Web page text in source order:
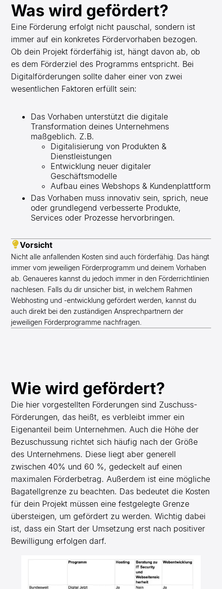
Was wird gefördert?
Eine Förderung erfolgt nicht pauschal, sondern ist
immer auf ein konkretes Fördervorhaben bezogen.
Ob dein Projekt förderfähig ist, hängt davon ab, ob
es dem Förderziel des Programms entspricht. Bei
Digitalförderungen sollte daher einer von zwei
wesentlichen Faktoren erfüllt sein:
Das Vorhaben unterstützt die digitale
Transformation deines Unternehmens
maßgeblich. Z.B.
Digitalisierung von Produkten &
Dienstleistungen
Entwicklung neuer digitaler
Geschäftsmodelle
Aufbau eines Webshops & Kundenplattform
Das Vorhaben muss innovativ sein, sprich, neue
oder grundlegend verbesserte Produkte,
Services oder Prozesse hervorbringen.
Vorsicht
Nicht alle anfallenden Kosten sind auch förderfähig. Das hängt
immer vom jeweiligen Förderprogramm und deinem Vorhaben
ab. Genaueres kannst du jedoch immer in den Förderrichtlinien
nachlesen. Falls du dir unsicher bist, in welchem Rahmen
Webhosting und -entwicklung gefördert werden, kannst du
auch direkt bei den zuständigen Ansprechpartnern der
jeweiligen Förderprogramme nachfragen.
Wie wird gefördert?
Die hier vorgestellten Förderungen sind Zuschuss-
Förderungen, das heißt, es verbleibt immer ein
Eigenanteil beim Unternehmen. Auch die Höhe der
Bezuschussung richtet sich häufig nach der Größe
des Unternehmens. Diese liegt aber generell
zwischen 40% und 60 %, gedeckelt auf einen
maximalen Förderbetrag. Außerdem ist eine mögliche
Bagatellgrenze zu beachten. Das bedeutet die Kosten
für dein Projekt müssen eine festgelegte Grenze
übersteigen, um gefördert zu werden. Wichtig dabei
ist, dass ein Start der Umsetzung erst nach positiver
Bewilligung erfolgen darf.